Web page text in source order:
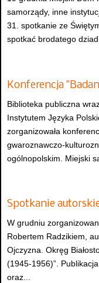
samorządy, inne
31. spotkanie ze
spotkać brodatego
Konferencja
Biblioteka publiczna
Instytutem Języka
zorganizowała
gwaroznawczo-
ogólnopolskim. Miejski
Spotkanie
W grudniu
Robertem Radzikiem,
Ojczyzna. Okręg
(1945-1956)”.
oraz...